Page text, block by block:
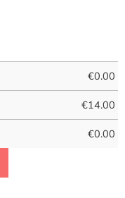
€0.00
€14.00
€0.00